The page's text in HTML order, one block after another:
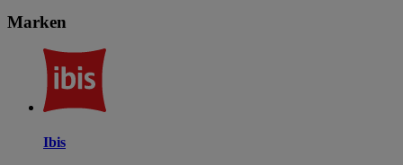
Marken
Ibis